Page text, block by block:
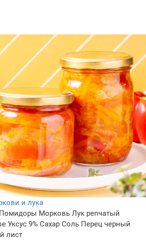
и лука
Помидоры Морковь Лук репчатый
Уксус 9% Сахар Соль Перец черный
лист